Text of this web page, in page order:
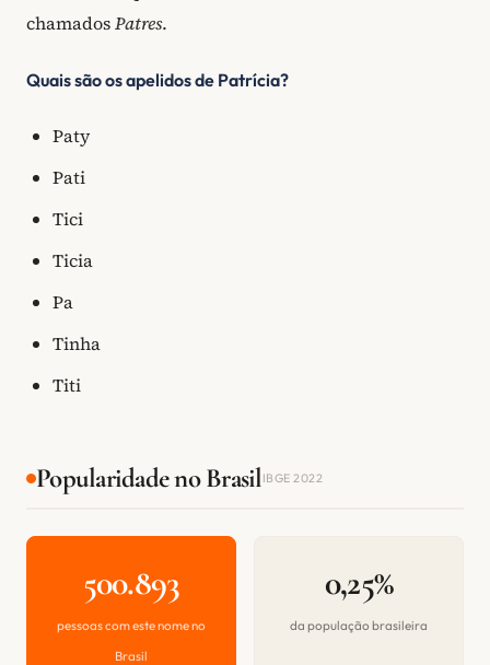
chamadosPatres.
Quais são os apelidos de Patrícia?
Paty
Pati
Tici
Ticia
Pa
Tinha
Titi
Popularidade no BrasilIBGE 2022
500.893
pessoas com este nome no
Brasil
0,25%
da população brasileira